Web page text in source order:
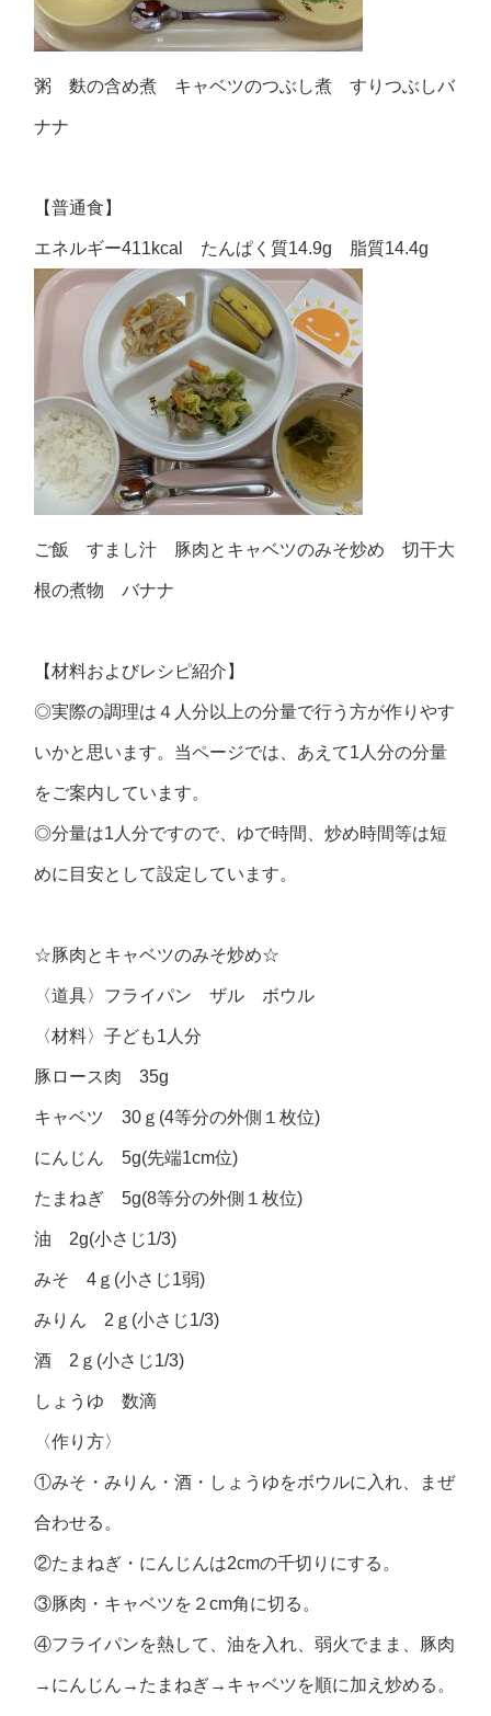
粥 麩の含め煮 キャベツのつぶし煮 すりつぶしバ
ナナ
【普通食】
エネルギー411kcal たんぱく質14.9g 脂質14.4g
ご飯 すまし汁 豚肉とキャベツのみそ炒め 切干大
根の煮物 バナナ
【材料およびレシピ紹介】
◎実際の調理は４人分以上の分量で行う方が作りやす
いかと思います。当ページでは、あえて1人分の分量
をご案内しています。
◎分量は1人分ですので、ゆで時間、炒め時間等は短
めに目安として設定しています。
☆豚肉とキャベツのみそ炒め☆
〈道具〉フライパン ザル ボウル
〈材料〉子ども1人分
豚ロース肉 35g
キャベツ 30ｇ(4等分の外側１枚位)
にんじん 5g(先端1cm位)
たまねぎ 5g(8等分の外側１枚位)
油 2g(小さじ1/3)
みそ 4ｇ(小さじ1弱)
みりん 2ｇ(小さじ1/3)
酒 2ｇ(小さじ1/3)
しょうゆ 数滴
〈作り方〉
①みそ・みりん・酒・しょうゆをボウルに入れ、まぜ
合わせる。
②たまねぎ・にんじんは2cmの千切りにする。
③豚肉・キャベツを２cm角に切る。
④フライパンを熱して、油を入れ、弱火でまま、豚肉
→にんじん→たまねぎ→キャベツを順に加え炒める。